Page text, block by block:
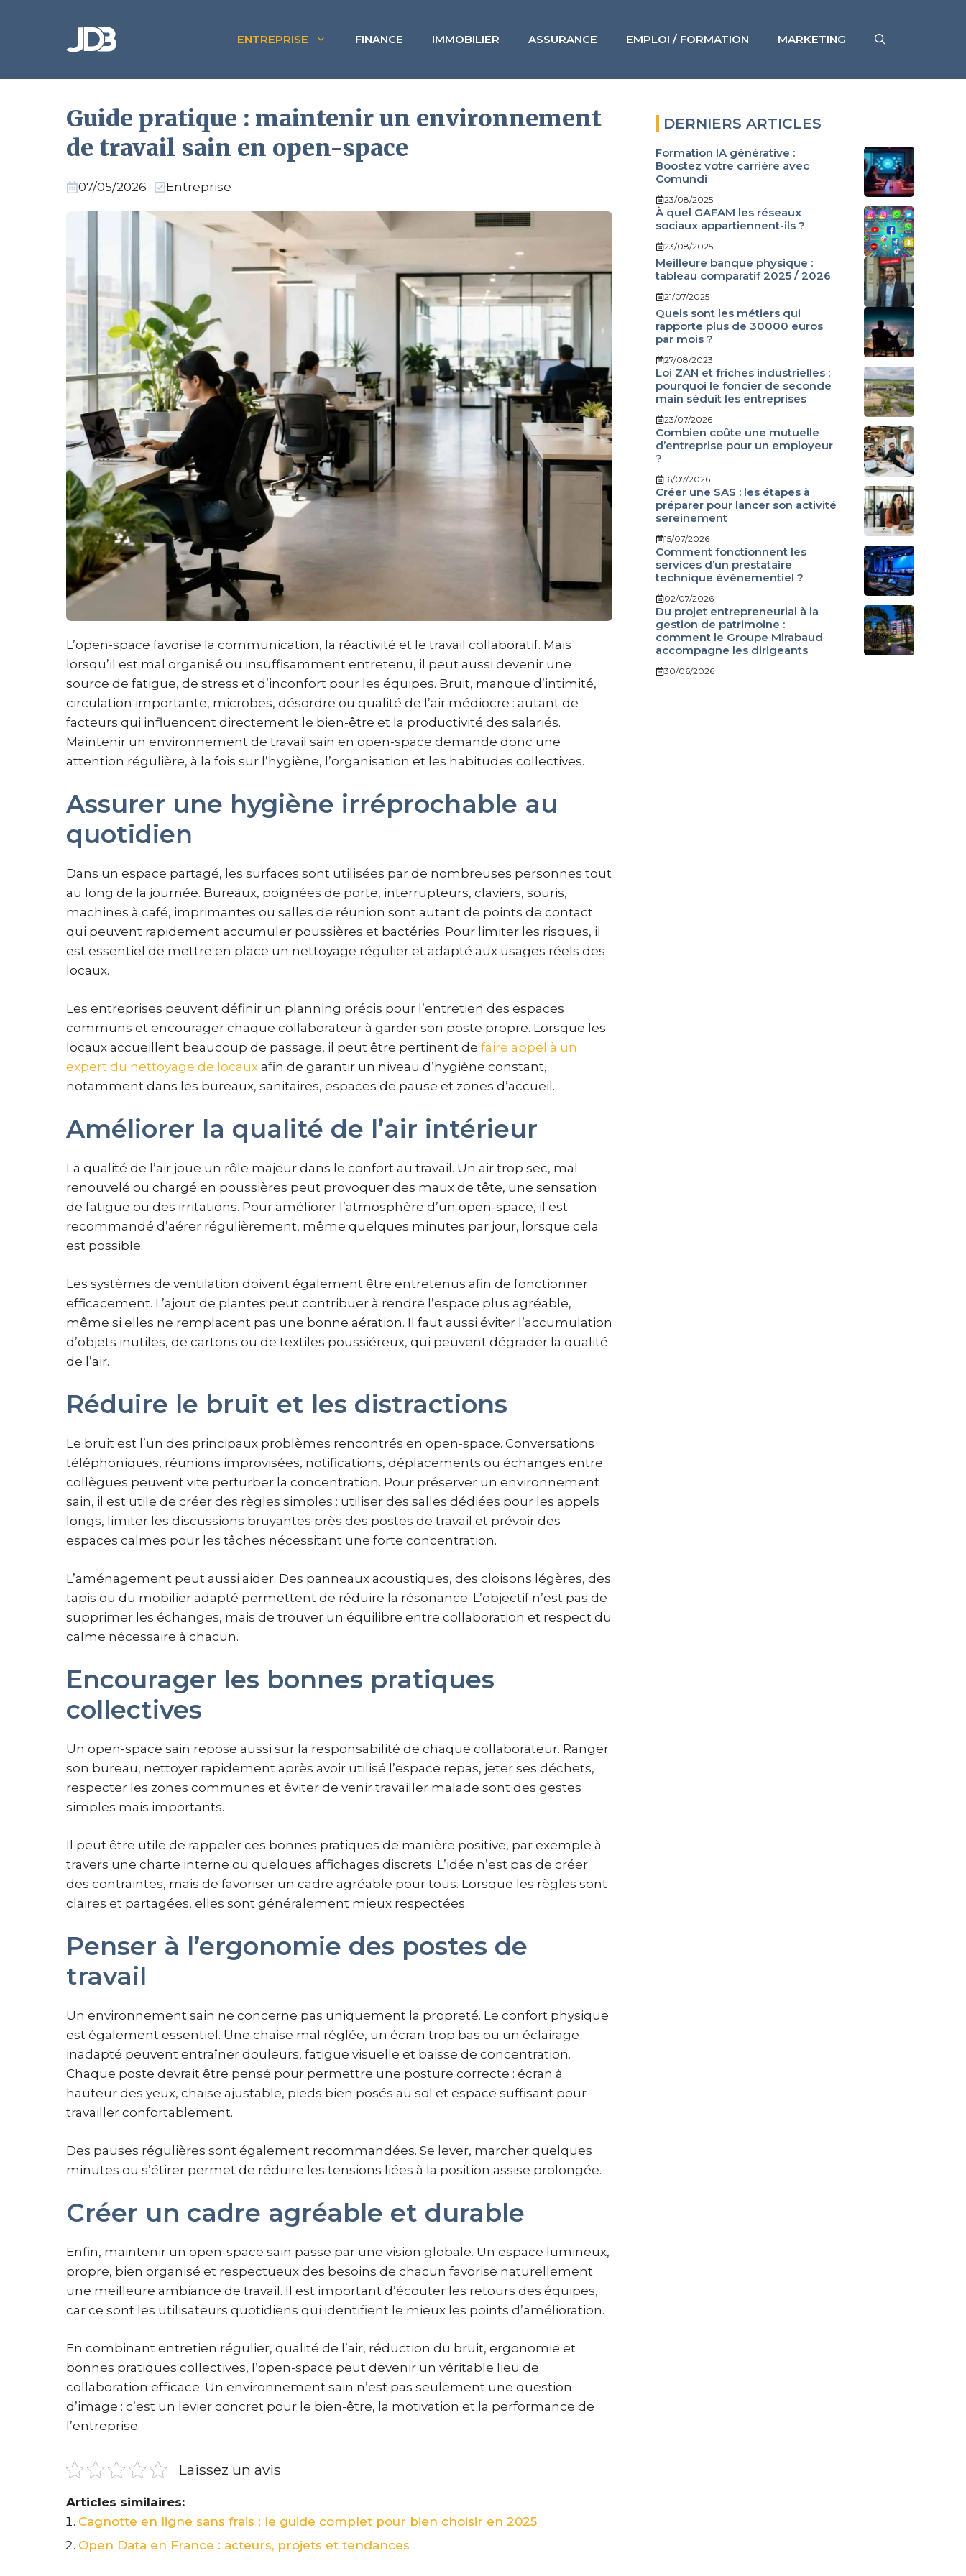
ENTREPRISE FINANCE IMMOBILIER ASSURANCE EMPLOI / FORMATION MARKETING
Guide pratique : maintenir un environnement
de travail sain en open-space
07/05/2026 Entreprise
L’open-space favorise la communication, la réactivité et le travail collaboratif. Mais
lorsqu’il est mal organisé ou insuffisamment entretenu, il peut aussi devenir une
source de fatigue, de stress et d’inconfort pour les équipes. Bruit, manque d’intimité,
circulation importante, microbes, désordre ou qualité de l’air médiocre : autant de
facteurs qui influencent directement le bien-être et la productivité des salariés.
Maintenir un environnement de travail sain en open-space demande donc une
attention régulière, à la fois sur l’hygiène, l’organisation et les habitudes collectives.
Assurer une hygiène irréprochable au
quotidien
Dans un espace partagé, les surfaces sont utilisées par de nombreuses personnes tout
au long de la journée. Bureaux, poignées de porte, interrupteurs, claviers, souris,
machines à café, imprimantes ou salles de réunion sont autant de points de contact
qui peuvent rapidement accumuler poussières et bactéries. Pour limiter les risques, il
est essentiel de mettre en place un nettoyage régulier et adapté aux usages réels des
locaux.
Les entreprises peuvent définir un planning précis pour l’entretien des espaces
communs et encourager chaque collaborateur à garder son poste propre. Lorsque les
locaux accueillent beaucoup de passage, il peut être pertinent de faire appel à un
expert du nettoyage de locaux afin de garantir un niveau d’hygiène constant,
notamment dans les bureaux, sanitaires, espaces de pause et zones d’accueil.
Améliorer la qualité de l’air intérieur
La qualité de l’air joue un rôle majeur dans le confort au travail. Un air trop sec, mal
renouvelé ou chargé en poussières peut provoquer des maux de tête, une sensation
de fatigue ou des irritations. Pour améliorer l’atmosphère d’un open-space, il est
recommandé d’aérer régulièrement, même quelques minutes par jour, lorsque cela
est possible.
Les systèmes de ventilation doivent également être entretenus afin de fonctionner
efficacement. L’ajout de plantes peut contribuer à rendre l’espace plus agréable,
même si elles ne remplacent pas une bonne aération. Il faut aussi éviter l’accumulation
d’objets inutiles, de cartons ou de textiles poussiéreux, qui peuvent dégrader la qualité
de l’air.
Réduire le bruit et les distractions
Le bruit est l’un des principaux problèmes rencontrés en open-space. Conversations
téléphoniques, réunions improvisées, notifications, déplacements ou échanges entre
collègues peuvent vite perturber la concentration. Pour préserver un environnement
sain, il est utile de créer des règles simples : utiliser des salles dédiées pour les appels
longs, limiter les discussions bruyantes près des postes de travail et prévoir des
espaces calmes pour les tâches nécessitant une forte concentration.
L’aménagement peut aussi aider. Des panneaux acoustiques, des cloisons légères, des
tapis ou du mobilier adapté permettent de réduire la résonance. L’objectif n’est pas de
supprimer les échanges, mais de trouver un équilibre entre collaboration et respect du
calme nécessaire à chacun.
Encourager les bonnes pratiques
collectives
Un open-space sain repose aussi sur la responsabilité de chaque collaborateur. Ranger
son bureau, nettoyer rapidement après avoir utilisé l’espace repas, jeter ses déchets,
respecter les zones communes et éviter de venir travailler malade sont des gestes
simples mais importants.
Il peut être utile de rappeler ces bonnes pratiques de manière positive, par exemple à
travers une charte interne ou quelques affichages discrets. L’idée n’est pas de créer
des contraintes, mais de favoriser un cadre agréable pour tous. Lorsque les règles sont
claires et partagées, elles sont généralement mieux respectées.
Penser à l’ergonomie des postes de
travail
Un environnement sain ne concerne pas uniquement la propreté. Le confort physique
est également essentiel. Une chaise mal réglée, un écran trop bas ou un éclairage
inadapté peuvent entraîner douleurs, fatigue visuelle et baisse de concentration.
Chaque poste devrait être pensé pour permettre une posture correcte : écran à
hauteur des yeux, chaise ajustable, pieds bien posés au sol et espace suffisant pour
travailler confortablement.
Des pauses régulières sont également recommandées. Se lever, marcher quelques
minutes ou s’étirer permet de réduire les tensions liées à la position assise prolongée.
Créer un cadre agréable et durable
Enfin, maintenir un open-space sain passe par une vision globale. Un espace lumineux,
propre, bien organisé et respectueux des besoins de chacun favorise naturellement
une meilleure ambiance de travail. Il est important d’écouter les retours des équipes,
car ce sont les utilisateurs quotidiens qui identifient le mieux les points d’amélioration.
En combinant entretien régulier, qualité de l’air, réduction du bruit, ergonomie et
bonnes pratiques collectives, l’open-space peut devenir un véritable lieu de
collaboration efficace. Un environnement sain n’est pas seulement une question
d’image : c’est un levier concret pour le bien-être, la motivation et la performance de
l’entreprise.
Laissez un avis
Articles similaires:
Cagnotte en ligne sans frais : le guide complet pour bien choisir en 2025
Open Data en France : acteurs, projets et tendances
DERNIERS ARTICLES
Formation IA générative :
Boostez votre carrière avec
Comundi
23/08/2025
À quel GAFAM les réseaux
sociaux appartiennent-ils ?
23/08/2025
Meilleure banque physique :
tableau comparatif 2025 / 2026
21/07/2025
Quels sont les métiers qui
rapporte plus de 30000 euros
par mois ?
27/08/2023
Loi ZAN et friches industrielles :
pourquoi le foncier de seconde
main séduit les entreprises
23/07/2026
Combien coûte une mutuelle
d’entreprise pour un employeur
?
16/07/2026
Créer une SAS : les étapes à
préparer pour lancer son activité
sereinement
15/07/2026
Comment fonctionnent les
services d’un prestataire
technique événementiel ?
02/07/2026
Du projet entrepreneurial à la
gestion de patrimoine :
comment le Groupe Mirabaud
accompagne les dirigeants
30/06/2026